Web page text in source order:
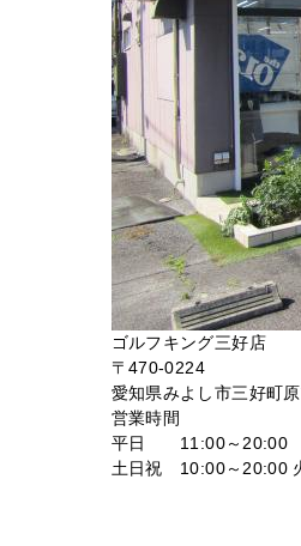
ゴルフキング三好店
〒470-0224
愛知県みよし市三好町
営業時間
平日 11:00～20:00
土日祝 10:00～20:00